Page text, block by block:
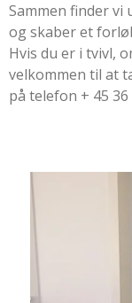
Sammen finder vi
og skaber et
Hvis du er i tvivl,
velkommen til at
på telefon + 45 36